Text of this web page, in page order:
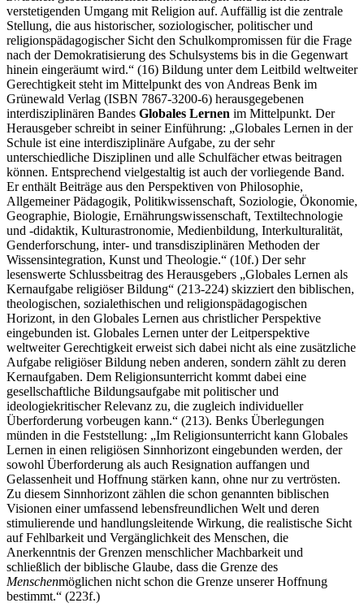
verstetigenden Umgang mit Religion auf. Auffällig ist die zentrale
Stellung, die aus historischer, soziologischer, politischer und
religionspädagogischer Sicht den Schulkompromissen für die Frage
nach der Demokratisierung des Schulsystems bis in die Gegenwart
hinein eingeräumt wird.“ (16) Bildung unter dem Leitbild weltweiter
Gerechtigkeit steht im Mittelpunkt des von Andreas Benk im
Grünewald Verlag (ISBN 7867-3200-6) herausgegebenen
interdisziplinären Bandes Globales Lernen im Mittelpunkt. Der
Herausgeber schreibt in seiner Einführung: „Globales Lernen in der
Schule ist eine interdisziplinäre Aufgabe, zu der sehr
unterschiedliche Disziplinen und alle Schulfächer etwas beitragen
können. Entsprechend vielgestaltig ist auch der vorliegende Band.
Er enthält Beiträge aus den Perspektiven von Philosophie,
Allgemeiner Pädagogik, Politikwissenschaft, Soziologie, Ökonomie,
Geographie, Biologie, Ernährungswissenschaft, Textiltechnologie
und -didaktik, Kulturastronomie, Medienbildung, Interkulturalität,
Genderforschung, inter- und transdisziplinären Methoden der
Wissensintegration, Kunst und Theologie.“ (10f.) Der sehr
lesenswerte Schlussbeitrag des Herausgebers „Globales Lernen als
Kernaufgabe religiöser Bildung“ (213-224) skizziert den biblischen,
theologischen, sozialethischen und religionspädagogischen
Horizont, in den Globales Lernen aus christlicher Perspektive
eingebunden ist. Globales Lernen unter der Leitperspektive
weltweiter Gerechtigkeit erweist sich dabei nicht als eine zusätzliche
Aufgabe religiöser Bildung neben anderen, sondern zählt zu deren
Kernaufgaben. Dem Religionsunterricht kommt dabei eine
gesellschaftliche Bildungsaufgabe mit politischer und
ideologiekritischer Relevanz zu, die zugleich individueller
Überforderung vorbeugen kann.“ (213). Benks Überlegungen
münden in die Feststellung: „Im Religionsunterricht kann Globales
Lernen in einen religiösen Sinnhorizont eingebunden werden, der
sowohl Überforderung als auch Resignation auffangen und
Gelassenheit und Hoffnung stärken kann, ohne nur zu vertrösten.
Zu diesem Sinnhorizont zählen die schon genannten biblischen
Visionen einer umfassend lebensfreundlichen Welt und deren
stimulierende und handlungsleitende Wirkung, die realistische Sicht
auf Fehlbarkeit und Vergänglichkeit des Menschen, die
Anerkenntnis der Grenzen menschlicher Machbarkeit und
schließlich der biblische Glaube, dass die Grenze des
Menschenmöglichen nicht schon die Grenze unserer Hoffnung
bestimmt.“ (223f.)